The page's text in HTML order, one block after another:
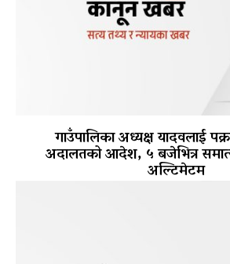
गाउँपालिका अध्यक्ष यादवलाई
अदालतको आदेश, ५ बजेभित्र
अल्टिमेटम